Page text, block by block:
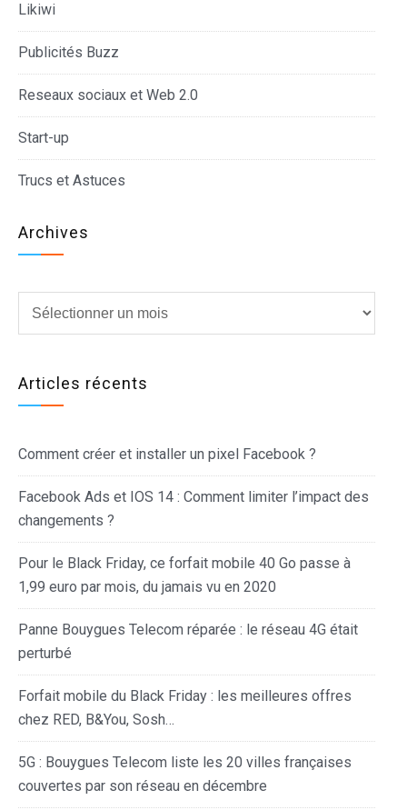
Likiwi
Publicités Buzz
Reseaux sociaux et Web 2.0
Start-up
Trucs et Astuces
Archives
Articles récents
Comment créer et installer un pixel Facebook ?
Facebook Ads et IOS 14 : Comment limiter l’impact des
changements ?
Pour le Black Friday, ce forfait mobile 40 Go passe à
1,99 euro par mois, du jamais vu en 2020
Panne Bouygues Telecom réparée : le réseau 4G était
perturbé
Forfait mobile du Black Friday : les meilleures offres
chez RED, B&You, Sosh…
5G : Bouygues Telecom liste les 20 villes françaises
couvertes par son réseau en décembre